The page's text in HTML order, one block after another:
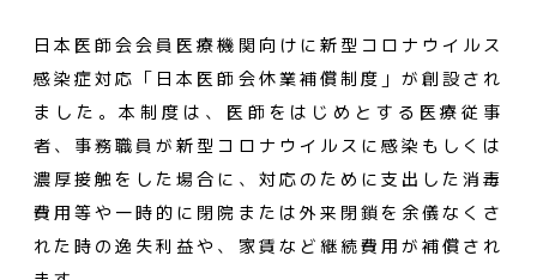
日本医師会会員医療機関向けに新型コロナウイルス
感染症対応「日本医師会休業補償制度」が創設され
ました。本制度は、医師をはじめとする医療従事
者、事務職員が新型コロナウイルスに感染もしくは
濃厚接触をした場合に、対応のために支出した消毒
費用等や一時的に閉院または外来閉鎖を余儀なくさ
れた時の逸失利益や、家賃など継続費用が補償され